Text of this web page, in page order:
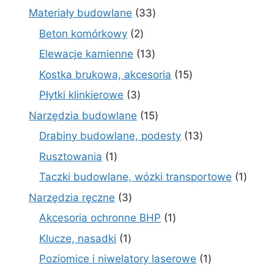
produktów
Materiały budowlane 3333
Beton komórkowy 22
produkty
Elewacje kamienne 1313
produktów
Kostka brukowa, akcesoria 1515
Płytki klinkierowe 33
produkty
Narzędzia budowlane 1515
produktów
Drabiny budowlane, podesty 1313
Rusztowania 11
produkt
Taczki budowlane, wózki transportowe 11
Narzędzia ręczne 33
produkty
Akcesoria ochronne BHP 11
Klucze, nasadki 11
produkt
Poziomice i niwelatory laserowe 11